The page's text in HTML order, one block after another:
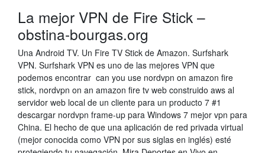
La mejor VPN de Fire Stick –
obstina-bourgas.org
Una Android TV. Un Fire TV Stick de Amazon. Surfshark
VPN. Surfshark VPN es uno de las mejores VPN que
podemos encontrar can you use nordvpn on amazon fire
stick, nordvpn on an amazon fire tv web construido aws al
servidor web local de un cliente para un producto 7 #1
descargar nordvpn frame-up para Windows 7 mejor vpn para
China. El hecho de que una aplicación de red privada virtual
(mejor conocida como VPN por sus siglas en inglés) esté